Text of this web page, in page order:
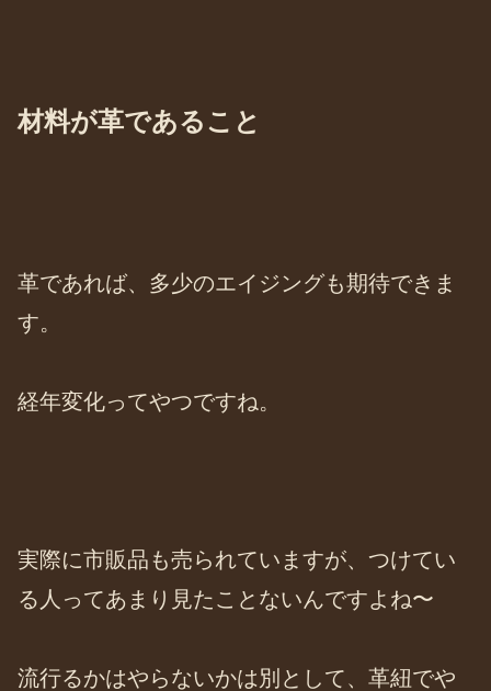
材料が革であること
革であれば、多少のエイジングも期待できま
す。
経年変化ってやつですね。
実際に市販品も売られていますが、つけてい
る人ってあまり見たことないんですよね〜
流行るかはやらないかは別として、革紐でや